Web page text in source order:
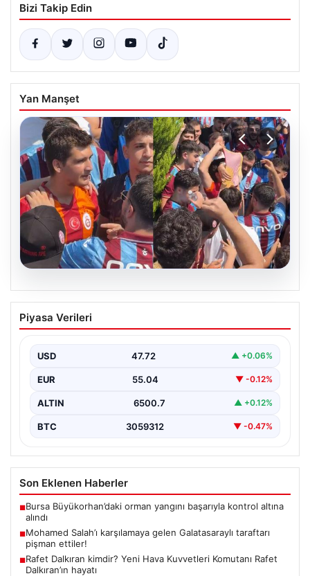
Bizi Takip Edin
Yan Manşet
Mohamed Salah’ı karşılamaya gelen
Galatasaraylı taraftarı pişman ettiler!
Piyasa Verileri
USD 47.72 ▲ +0.06%
EUR 55.04 ▼ -0.12%
ALTIN 6500.7 ▲ +0.12%
BTC 3059312 ▼ -0.47%
Son Eklenen Haberler
■Bursa Büyükorhan’daki orman yangını başarıyla kontrol altına
alındı
■Mohamed Salah’ı karşılamaya gelen Galatasaraylı taraftarı
pişman ettiler!
■Rafet Dalkıran kimdir? Yeni Hava Kuvvetleri Komutanı Rafet
Dalkıran’ın hayatı